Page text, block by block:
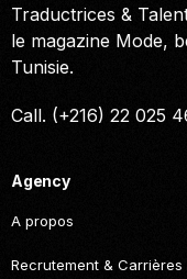
Traductrices &
le magazine Mode,
Tunisie.
Call. (+216) 22 025
Agency
A propos
Recrutement & Carrières